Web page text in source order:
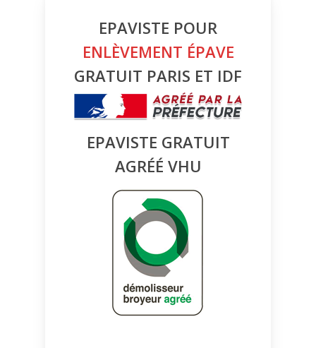
EPAVISTE POUR
ENLÈVEMENT ÉPAVE
GRATUIT PARIS ET IDF
EPAVISTE GRATUIT
AGRÉÉ VHU